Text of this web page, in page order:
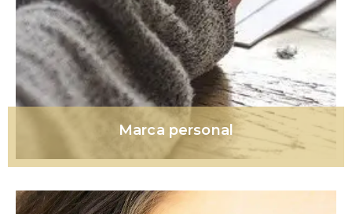
Marca personal